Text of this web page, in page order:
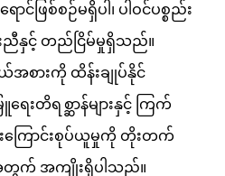
ောင်ဖြစ်စဉ်မရှိပါ၊ ပါဝင်ပစ္စည်း
းညီနှင့် တည်ငြိမ်မှုရှိသည်။
စားကို ထိန်းချုပ်နိုင်
ရေးတိရစ္ဆာန်များနှင့် ကြက်
ကြောင်းစုပ်ယူမှုကို တိုးတက်
တွက် အကျိုးရှိပါသည်။